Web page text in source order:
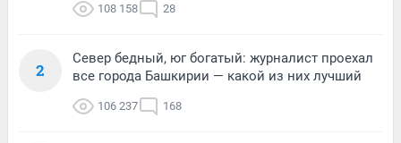
108 158 28
2
Север бедный, юг богатый: журналист проехал
все города Башкирии — какой из них лучший
106 237 168